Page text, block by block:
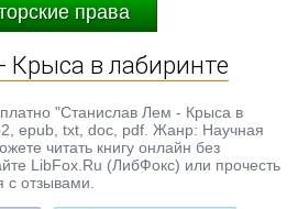
права
Крыса в лабиринте
"Станислав Лем - Крыса в
epub, txt, doc, pdf. Жанр: Научная
читать книгу онлайн без
LibFox.Ru (ЛибФокс) или прочесть
с отзывами.